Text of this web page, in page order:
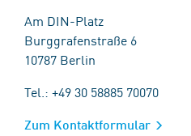
Am DIN-Platz
Burggrafenstraße 6
10787 Berlin
Tel.: +49 30 58885 70070
Zum Kontaktformular